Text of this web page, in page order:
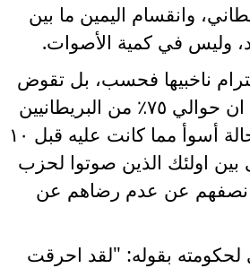
وانقسام اليمين ما بين
وليس في كمية الأصوات.
ناخبيها فحسب، بل تقوض
شرعيتها أيضاً. اظهرت استطلاعات الرأي في بداية هذه السنة ان حوالي ٧٥٪؜ من البريطانيين
يعتقدون بأن المملكة المتحدة في حالة 'انهيار'، وبأن البلاد في حالة أسوأ مما كانت عليه قبل ١٠
بهم، حتى بين اولئك الذين صوتوا لحزب
من نصفهم عن عدم رضاهم عن
لحكومته بقوله: "لقد احرقت